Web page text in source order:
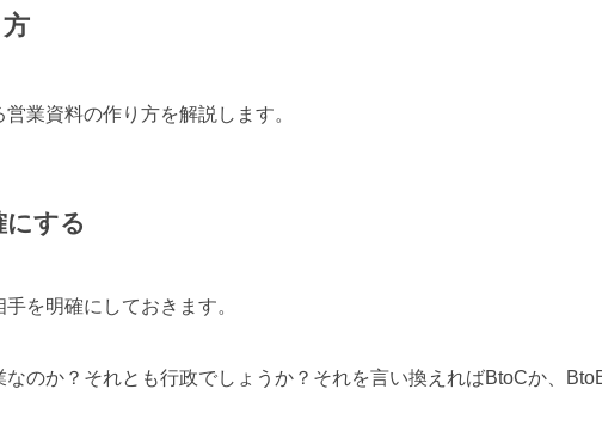
業資料の作り方を解説します。
にする
を明確にしておきます。
のか？それとも行政でしょうか？それを言い換えればBtoCか、